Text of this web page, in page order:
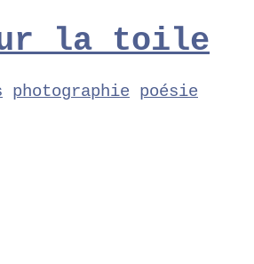
la toile
photographie poésie